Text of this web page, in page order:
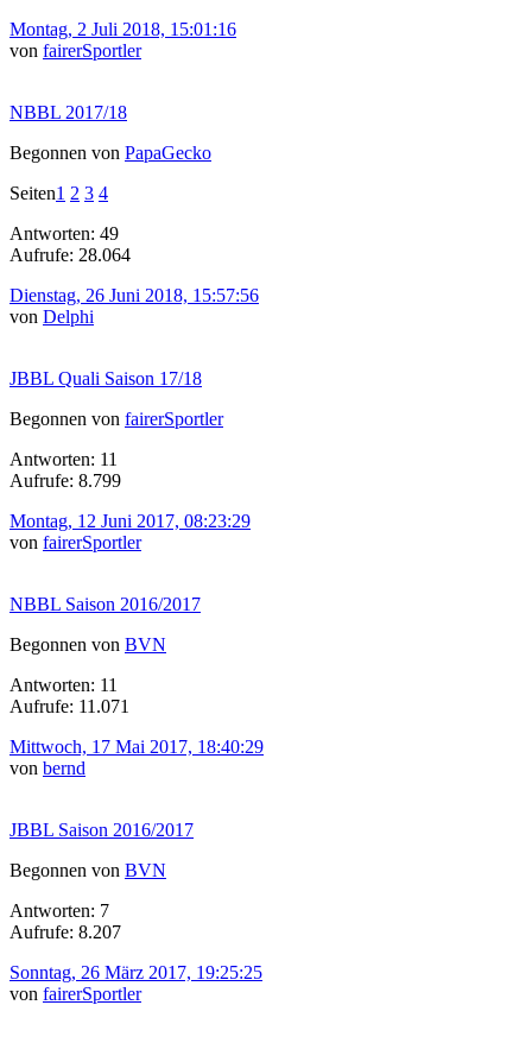
Montag, 2 Juli 2018, 15:01:16
von fairerSportler
NBBL 2017/18
Begonnen von PapaGecko
Seiten1 2 3 4
Antworten: 49
Aufrufe: 28.064
Dienstag, 26 Juni 2018, 15:57:56
von Delphi
JBBL Quali Saison 17/18
Begonnen von fairerSportler
Antworten: 11
Aufrufe: 8.799
Montag, 12 Juni 2017, 08:23:29
von fairerSportler
NBBL Saison 2016/2017
Begonnen von BVN
Antworten: 11
Aufrufe: 11.071
Mittwoch, 17 Mai 2017, 18:40:29
von bernd
JBBL Saison 2016/2017
Begonnen von BVN
Antworten: 7
Aufrufe: 8.207
Sonntag, 26 März 2017, 19:25:25
von fairerSportler